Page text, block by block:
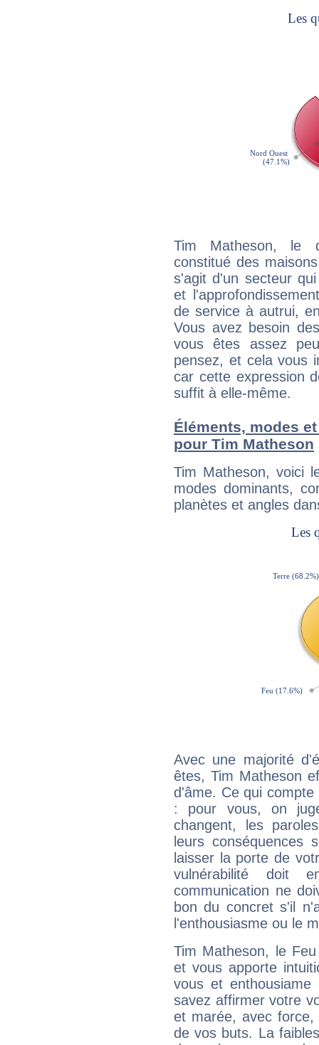
Tim Matheson, le
constitué des
s'agit d'un secteur
et
de service à autrui,
Vous avez besoin
vous êtes assez
pensez, et cela vous
car cette expression
suffit à elle-même.
Éléments, modes
pour Tim Matheson
Tim Matheson, voici
modes dominants,
planètes et angles
Avec une majorité
êtes, Tim Matheson
d'âme. Ce qui
: pour vous, on
changent, les
leurs conséquences
laisser la porte de
vulnérabilité doit
communication ne
bon du concret s'il
l'enthousiasme ou le
Tim Matheson, le
et vous apporte
vous et
savez affirmer votre
et marée, avec
de vos buts. La